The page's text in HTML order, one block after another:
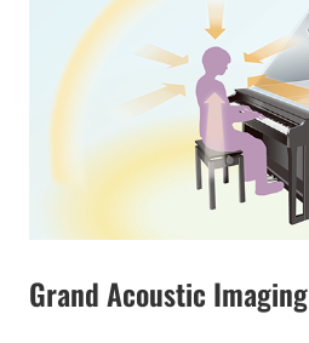
Grand Acoustic Imaging